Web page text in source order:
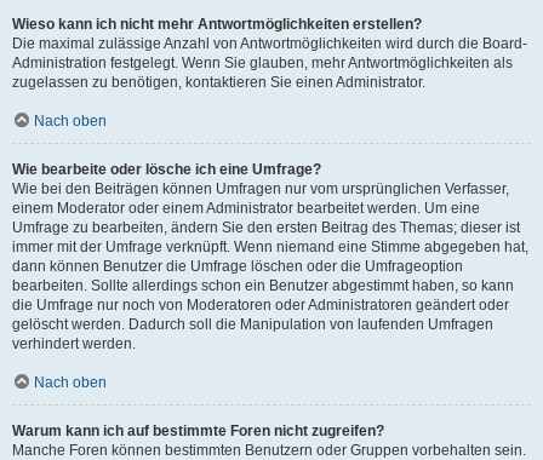
Wieso kann ich nicht mehr Antwortmöglichkeiten erstellen?
Die maximal zulässige Anzahl von Antwortmöglichkeiten wird durch die Board-
Administration festgelegt. Wenn Sie glauben, mehr Antwortmöglichkeiten als
zugelassen zu benötigen, kontaktieren Sie einen Administrator.
Nach oben
Wie bearbeite oder lösche ich eine Umfrage?
Wie bei den Beiträgen können Umfragen nur vom ursprünglichen Verfasser,
einem Moderator oder einem Administrator bearbeitet werden. Um eine
Umfrage zu bearbeiten, ändern Sie den ersten Beitrag des Themas; dieser ist
immer mit der Umfrage verknüpft. Wenn niemand eine Stimme abgegeben hat,
dann können Benutzer die Umfrage löschen oder die Umfrageoption
bearbeiten. Sollte allerdings schon ein Benutzer abgestimmt haben, so kann
die Umfrage nur noch von Moderatoren oder Administratoren geändert oder
gelöscht werden. Dadurch soll die Manipulation von laufenden Umfragen
verhindert werden.
Nach oben
Warum kann ich auf bestimmte Foren nicht zugreifen?
Manche Foren können bestimmten Benutzern oder Gruppen vorbehalten sein.